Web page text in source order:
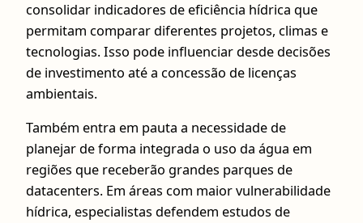
consolidar indicadores de eficiência hídrica que
permitam comparar diferentes projetos, climas e
tecnologias. Isso pode influenciar desde decisões
de investimento até a concessão de licenças
ambientais.
Também entra em pauta a necessidade de
planejar de forma integrada o uso da água em
regiões que receberão grandes parques de
datacenters. Em áreas com maior vulnerabilidade
hídrica, especialistas defendem estudos de